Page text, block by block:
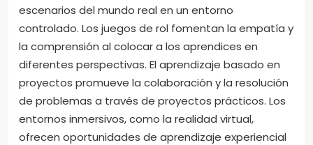
escenarios del mundo real en un entorno
controlado. Los juegos de rol fomentan la empatía y
la comprensión al colocar a los aprendices en
diferentes perspectivas. El aprendizaje basado en
proyectos promueve la colaboración y la resolución
de problemas a través de proyectos prácticos. Los
entornos inmersivos, como la realidad virtual,
ofrecen oportunidades de aprendizaje experiencial